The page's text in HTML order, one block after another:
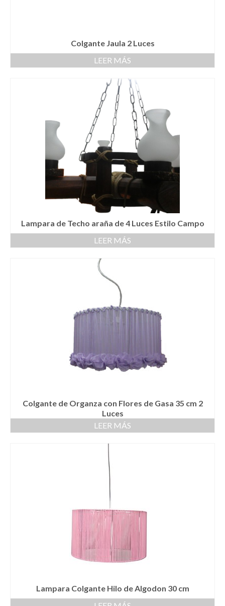
Colgante Jaula 2 Luces
LEER MÁS
Lampara de Techo araña de 4 Luces Estilo Campo
LEER MÁS
Colgante de Organza con Flores de Gasa 35 cm 2
Luces
LEER MÁS
Lampara Colgante Hilo de Algodon 30 cm